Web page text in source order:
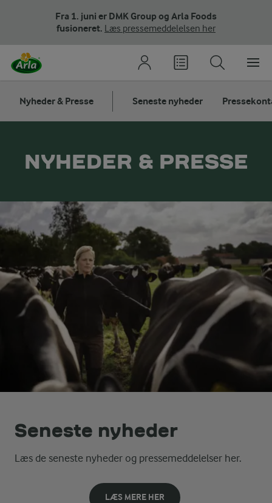
Fra 1. juni er DMK Group og Arla Foods
fusioneret. Læs pressemeddelelsen her
Nyheder & Presse Seneste nyheder
NYHEDER & PRESSE
Seneste nyheder
Læs de seneste nyheder og pressemeddelelser her.
LÆS MERE HER